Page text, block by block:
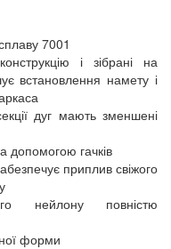
7001
і зібрані на
встановлення намету і
дуг мають зменшені
допомогою гачків
приплив свіжого
нейлону повністю
форми